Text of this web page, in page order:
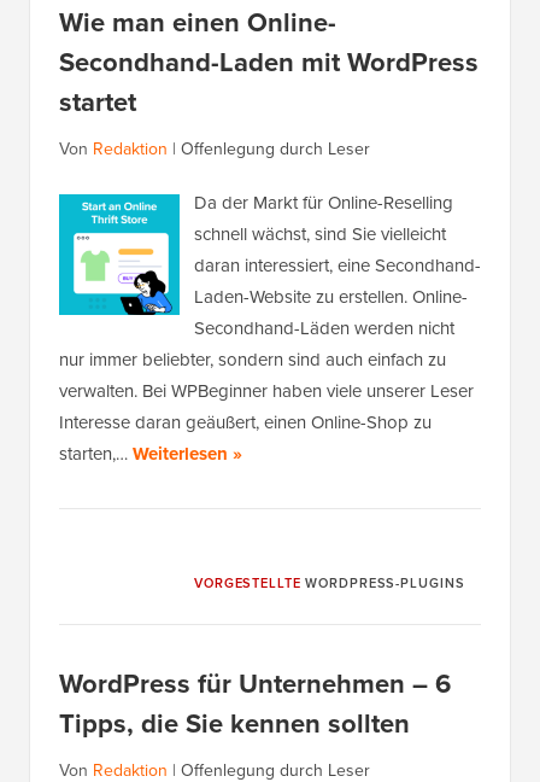
Wie man einen Online-
Secondhand-Laden mit WordPress
startet
Von Redaktion | Offenlegung durch Leser
Da der Markt für Online-Reselling
schnell wächst, sind Sie vielleicht
daran interessiert, eine Secondhand-
Laden-Website zu erstellen. Online-
Secondhand-Läden werden nicht
nur immer beliebter, sondern sind auch einfach zu
verwalten. Bei WPBeginner haben viele unserer Leser
Interesse daran geäußert, einen Online-Shop zu
starten,…Weiterlesen »
VORGESTELLTE WORDPRESS-PLUGINS
WordPress für Unternehmen – 6
Tipps, die Sie kennen sollten
Von Redaktion | Offenlegung durch Leser